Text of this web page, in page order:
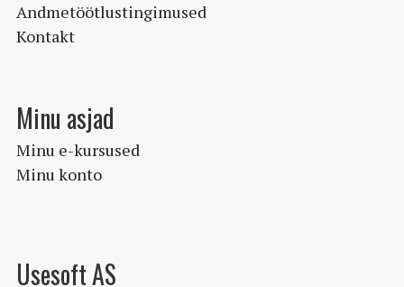
Andmetöötlustingimused
Kontakt
Minu asjad
Minu e-kursused
Minu konto
Usesoft AS